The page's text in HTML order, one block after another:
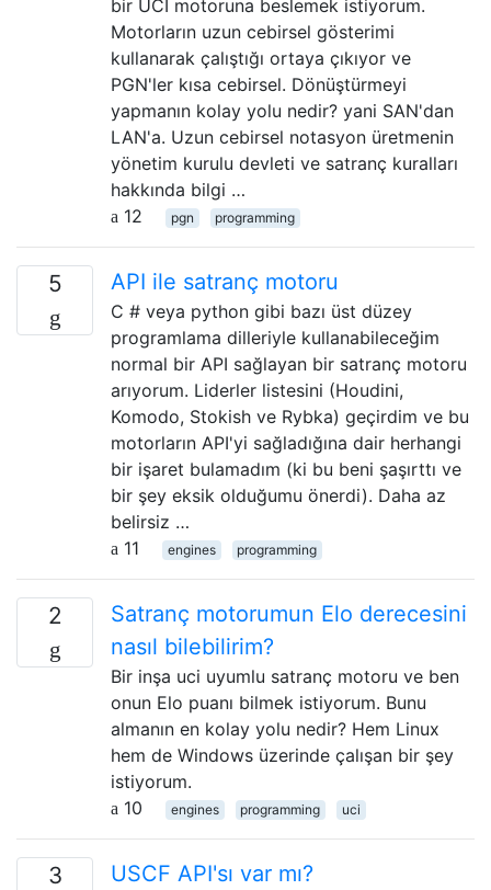
bir UCI motoruna beslemek istiyorum.
Motorların uzun cebirsel gösterimi
kullanarak çalıştığı ortaya çıkıyor ve
PGN'ler kısa cebirsel. Dönüştürmeyi
yapmanın kolay yolu nedir? yani SAN'dan
LAN'a. Uzun cebirsel notasyon üretmenin
yönetim kurulu devleti ve satranç kuralları
hakkında bilgi …
12
pgn programming
5 API ile satranç motoru
C # veya python gibi bazı üst düzey
programlama dilleriyle kullanabileceğim
normal bir API sağlayan bir satranç motoru
arıyorum. Liderler listesini (Houdini,
Komodo, Stokish ve Rybka) geçirdim ve bu
motorların API'yi sağladığına dair herhangi
bir işaret bulamadım (ki bu beni şaşırttı ve
bir şey eksik olduğumu önerdi). Daha az
belirsiz …
11
engines programming
2
Satranç motorumun Elo derecesini
nasıl bilebilirim?
Bir inşa uci uyumlu satranç motoru ve ben
onun Elo puanı bilmek istiyorum. Bunu
almanın en kolay yolu nedir? Hem Linux
hem de Windows üzerinde çalışan bir şey
istiyorum.
10
engines programming uci
3 USCF API'sı var mı?